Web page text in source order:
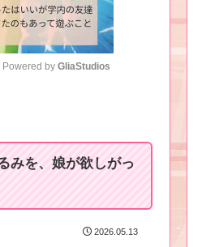
t
Powered by GliaStudios
みを、娘が欲しがっ
2026.05.13